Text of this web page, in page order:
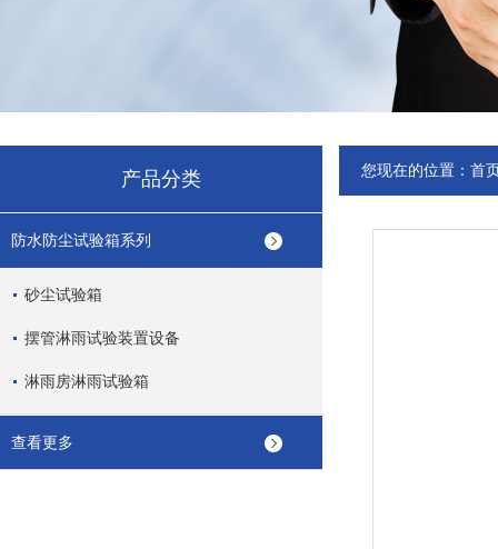
产品分类
防水防尘试验箱系列
砂尘试验箱
摆管淋雨试验装置设备
淋雨房淋雨试验箱
查看更多
您现在的位置： 首